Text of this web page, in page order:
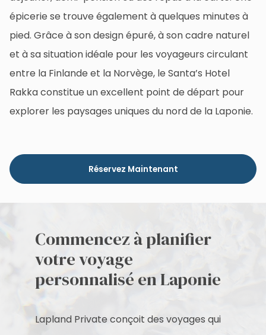
épicerie se trouve également à quelques minutes à
pied. Grâce à son design épuré, à son cadre naturel
et à sa situation idéale pour les voyageurs circulant
entre la Finlande et la Norvège, le Santa’s Hotel
Rakka constitue un excellent point de départ pour
explorer les paysages uniques du nord de la Laponie.
Réservez Maintenant
Commencez à planifier
votre voyage
personnalisé en Laponie
Lapland Private conçoit des voyages qui